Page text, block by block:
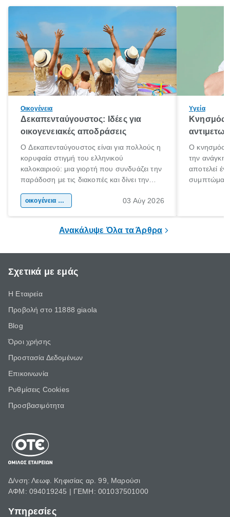
Οικογένεια
Δεκαπενταύγουστος: Ιδέες για
οικογενειακές αποδράσεις
Ο Δεκαπενταύγουστος είναι για πολλούς η
κορυφαία στιγμή του ελληνικού
καλοκαιριού: μια γιορτή που συνδυάζει την
παράδοση με τις διακοπές και δίνει την
χώρας. Είτε πρόκειται για λίγες μέρες
οικογένεια & παιδί 03 Αύγ 2026
Υγεία
Κνησμός:
Ο κνησμός
την ανάγκη
αποτελεί
Ανακάλυψε Όλα τα Άρθρα
Σχετικά με εμάς
Η Εταιρεία
Προβολή στο 11888 giaola
Blog
Όροι χρήσης
Προστασία Δεδομένων
Επικοινωνία
Ρυθμίσεις Cookies
Προσβασιμότητα
Δ/νση: Λεωφ. Κηφισίας αρ. 99, Μαρούσι
ΑΦΜ: 094019245 | ΓΕΜΗ: 001037501000
Υπηρεσίες